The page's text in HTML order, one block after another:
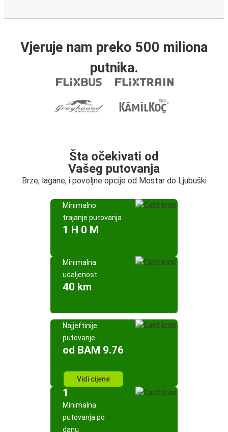
Vjeruje nam preko 500 miliona
putnika.
Šta očekivati od
Vašeg putovanja
Brze, lagane, i povoljne opcije od Mostar do Ljubuški
Minimalno
trajanje putovanja
1 H 0 M
Minimalna
udaljenost
40 km
Najjeftinije
putovanje
od BAM 9.76
Vidi cijene
1
Minimalna
putovanja po
danu